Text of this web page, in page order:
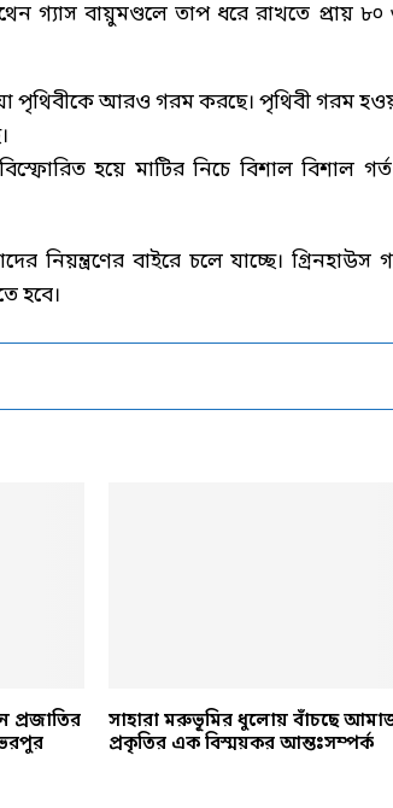
গ্যাস বায়ুমণ্ডলে তাপ ধরে রাখতে প্রায়
পৃথিবীকে আরও গরম করছে। পৃথিবী গরম
হয়ে মাটির নিচে বিশাল বিশাল
বাইরে চলে যাচ্ছে। গ্রিনহাউস
হবে।
প্রজাতির
সাহারা মরুভূমির ধুলোয় বাঁচছে
প্রকৃতির এক বিস্ময়কর আন্তঃসম্পর্ক